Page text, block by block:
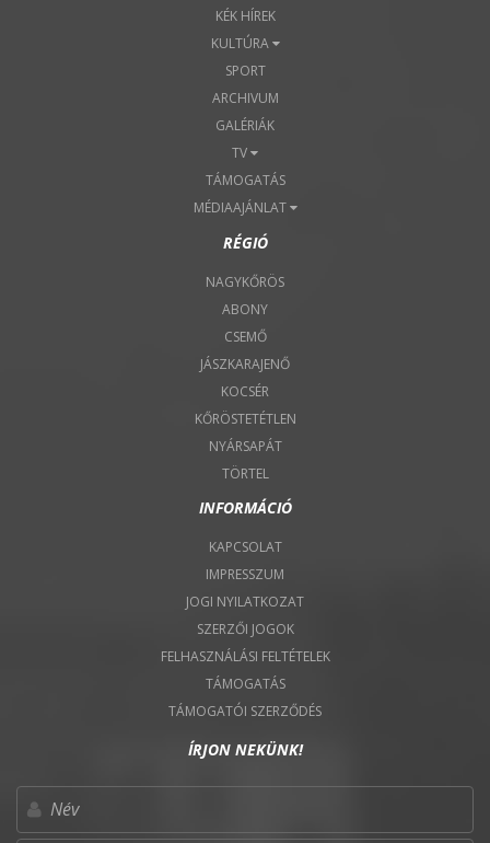
KÉK HÍREK
KULTÚRA
SPORT
ARCHIVUM
GALÉRIÁK
TV
TÁMOGATÁS
MÉDIAAJÁNLAT
RÉGIÓ
NAGYKŐRÖS
ABONY
CSEMŐ
JÁSZKARAJENŐ
KOCSÉR
KŐRÖSTETÉTLEN
NYÁRSAPÁT
TÖRTEL
INFORMÁCIÓ
KAPCSOLAT
IMPRESSZUM
JOGI NYILATKOZAT
SZERZŐI JOGOK
FELHASZNÁLÁSI FELTÉTELEK
TÁMOGATÁS
TÁMOGATÓI SZERZŐDÉS
ÍRJON NEKÜNK!